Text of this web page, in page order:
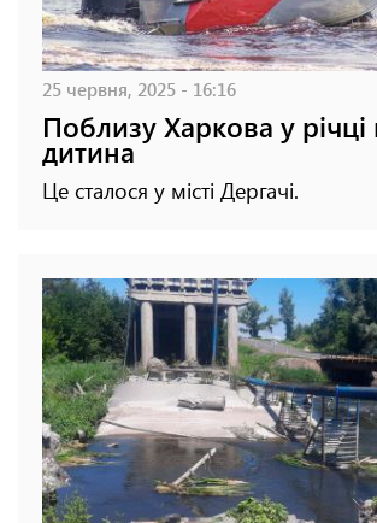
25 червня, 2025 - 16:16
Поблизу Харкова у річці
дитина
Це сталося у місті Дергачі.